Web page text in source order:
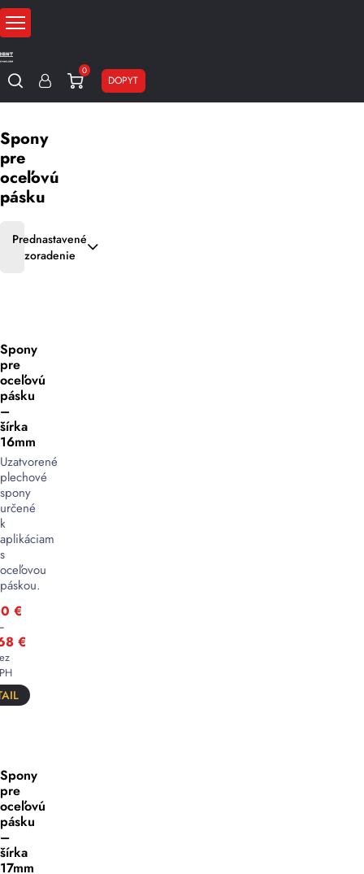
0
DOPYT
Spony
pre
oceľovú
pásku
Prednastavené
zoradenie
Spony
pre
oceľovú
pásku
–
šírka
16mm
Uzatvorené
plechové
spony
určené
k
aplikáciam
s
oceľovou
páskou.
€
€
Spony
pre
oceľovú
pásku
–
šírka
17mm